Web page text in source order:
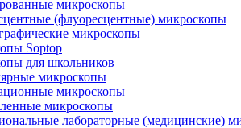
микроскопы
(флуоресцентные) микроскопы
микроскопы
Soptop
для школьников
микроскопы
микроскопы
микроскопы
лабораторные (медицинские)